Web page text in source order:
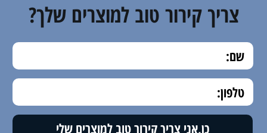
צריך קירור טוב למוצרים שלך?